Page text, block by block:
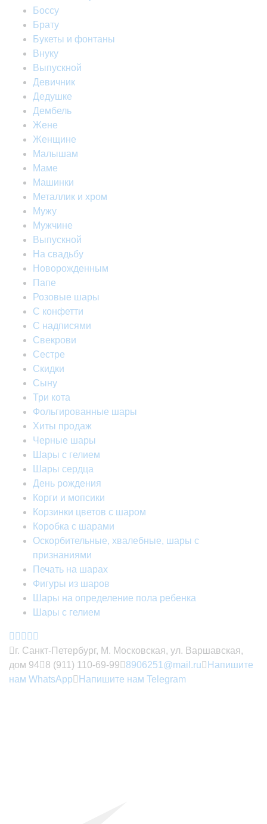
Боссу
Брату
Букеты и фонтаны
Внуку
Выпускной
Девичник
Дедушке
Дембель
Жене
Женщине
Малышам
Маме
Машинки
Металлик и хром
Мужу
Мужчине
Выпускной
На свадьбу
Новорожденным
Папе
Розовые шары
С конфетти
С надписями
Свекрови
Сестре
Скидки
Сыну
Три кота
Фольгированные шары
Хиты продаж
Черные шары
Шары с гелием
Шары сердца
День рождения
Корги и мопсики
Корзинки цветов с шаром
Коробка с шарами
Оскорбительные, хвалебные, шары с
признаниями
Печать на шарах
Фигуры из шаров
Шары на определение пола ребенка
Шары с гелием
г. Санкт-Петербург, М. Московская, ул. Варшавская,
дом 94
8 (911) 110-69-99 8906251@mail.ru
Напишите
нам WhatsApp
Напишите нам Telegram